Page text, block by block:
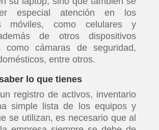
especial atención en los
móviles, como celulares y
de otros dispositivos
como cámaras de seguridad,
entre otros.
lo que tienes
registro de activos, inventario
simple lista de los equipos y
se utilizan, es necesario que al